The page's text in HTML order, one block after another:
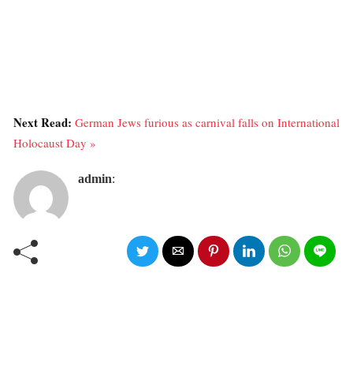
Next Read: German Jews furious as carnival falls on International
Holocaust Day »
admin: